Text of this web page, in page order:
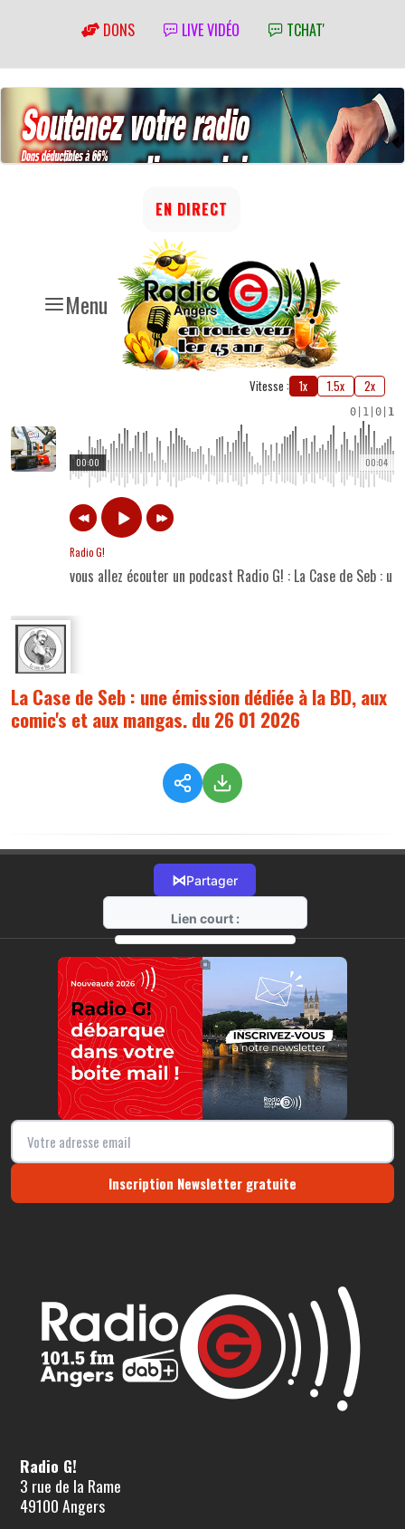
DONS LIVE VIDÉO TCHAT'
Menu
EN DIRECT
Vitesse : 1x 1.5x 2x
0 1 0 1
00:04
00:00
Radio G!
vous allez écouter un podcast Radio G! : La Case de Seb :
La Case de Seb : une émission dédiée à la BD, aux
comic's et aux mangas. du 26 01 2026
⋈Partager
Lien court :
https://radio-g.fr?20482
⧉
Inscription Newsletter gratuite
Radio G!
3 rue de la Rame
49100 Angers